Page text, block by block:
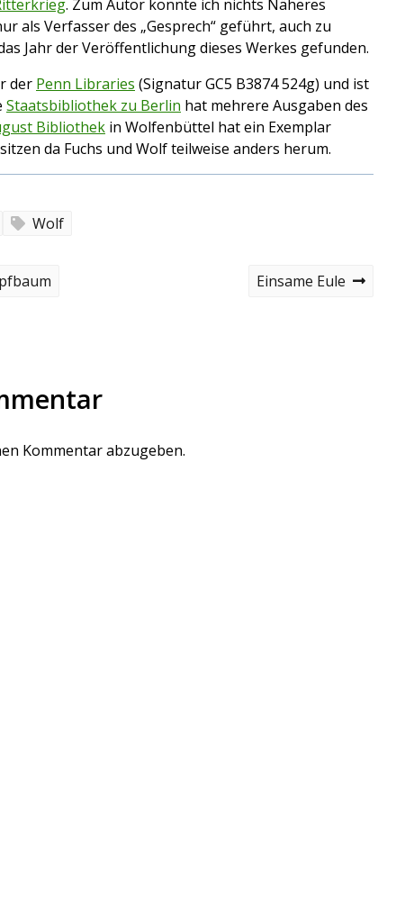
. Zum Autor konnte ich nichts Näheres
als Verfasser des „Gesprech“ geführt, auch zu
Jahr der Veröffentlichung dieses Werkes gefunden.
der Penn Libraries (Signatur GC5 B3874 524g) und ist
Staatsbibliothek zu Berlin hat mehrere Ausgaben des
Bibliothek in Wolfenbüttel hat ein Exemplar
da Fuchs und Wolf teilweise anders herum.
Wolf
N
Einsame Eule
Kommentar abzugeben.